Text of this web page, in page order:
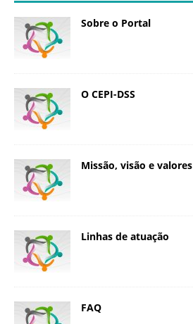
Sobre o Portal
O CEPI-DSS
Missão, visão e valores
Linhas de atuação
FAQ